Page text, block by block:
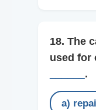
18. The
used for
.
a)